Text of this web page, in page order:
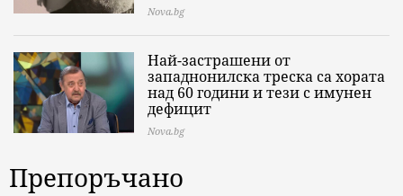
Nova.bg
Най-застрашени от
западнонилска треска са хората
над 60 години и тези с имунен
дефицит
Nova.bg
Препоръчано